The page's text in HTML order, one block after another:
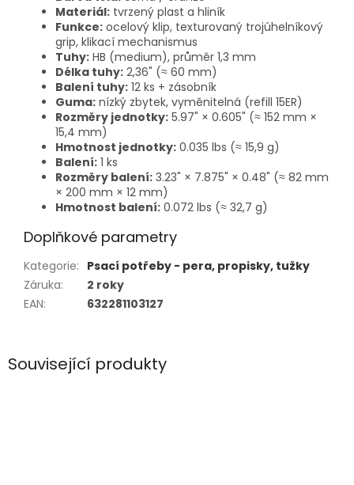
Související produkty
Materiál: tvrzený plast a hliník
Funkce: ocelový klip, texturovaný trojúhelníkový
grip, klikací mechanismus
Tuhy: HB (medium), průměr 1,3 mm
Délka tuhy: 2,36" (≈ 60 mm)
Balení tuhy: 12 ks + zásobník
Guma: nízký zbytek, vyměnitelná (refill 15ER)
Rozměry jednotky: 5.97" × 0.605" (≈ 152 mm ×
15,4 mm)
Hmotnost jednotky: 0.035 lbs (≈ 15,9 g)
Balení: 1 ks
Rozměry balení: 3.23" × 7.875" × 0.48" (≈ 82 mm
× 200 mm × 12 mm)
Hmotnost balení: 0.072 lbs (≈ 32,7 g)
Doplňkové parametry
Kategorie: Psací potřeby - pera, propisky, tužky
Záruka:
2 roky
EAN: 632281103127